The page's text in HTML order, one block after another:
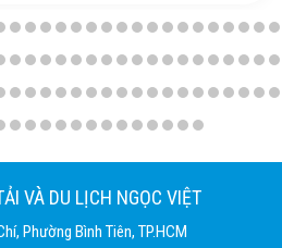
VÀ DU LỊCH NGỌC VIỆT
Phường Bình Tiên, TP.HCM